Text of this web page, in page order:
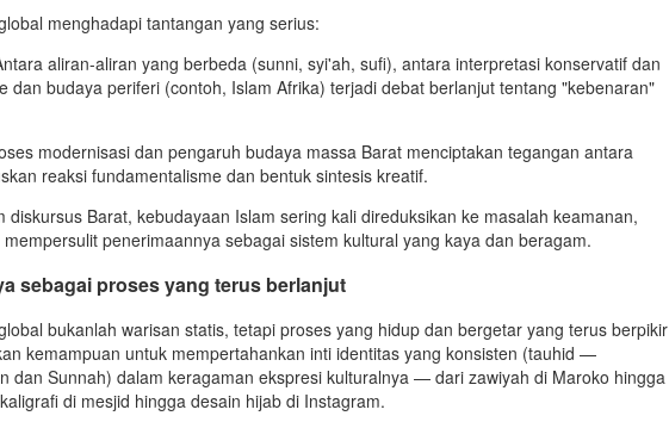
menghadapi tantangan yang serius:
aliran-aliran yang berbeda (sunni, syi'ah, sufi), antara interpretasi konservatif dan
dan budaya periferi (contoh, Islam Afrika) terjadi debat berlanjut tentang "kebenaran"
modernisasi dan pengaruh budaya massa Barat menciptakan tegangan antara
reaksi fundamentalisme dan bentuk sintesis kreatif.
diskursus Barat, kebudayaan Islam sering kali direduksikan ke masalah keamanan,
penerimaannya sebagai sistem kultural yang kaya dan beragam.
sebagai proses yang terus berlanjut
bukanlah warisan statis, tetapi proses yang hidup dan bergetar yang terus berpikir
kemampuan untuk mempertahankan inti identitas yang konsisten (tauhid —
dan Sunnah) dalam keragaman ekspresi kulturalnya — dari zawiyah di Maroko hingga
di mesjid hingga desain hijab di Instagram.